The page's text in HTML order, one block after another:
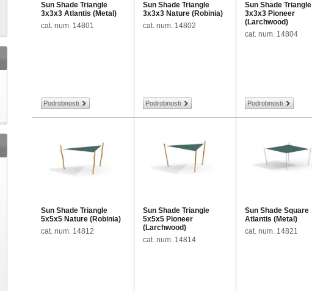
Sun Shade Triangle
3x3x3 Atlantis (Metal)
cat. num. 14801
Podrobnosti
Sun Shade Triangle
3x3x3 Nature (Robinia)
cat. num. 14802
Podrobnosti
Sun Shade Triangle
3x3x3 Pioneer
(Larchwood)
cat. num. 14804
Podrobnosti
Sun Shade Triangle
5x5x5 Nature (Robinia)
cat. num. 14812
Sun Shade Triangle
5x5x5 Pioneer
(Larchwood)
cat. num. 14814
Sun Shade Square
Atlantis (Metal)
cat. num. 14821